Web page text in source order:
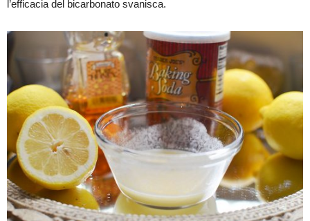
l’efficacia del bicarbonato svanisca.